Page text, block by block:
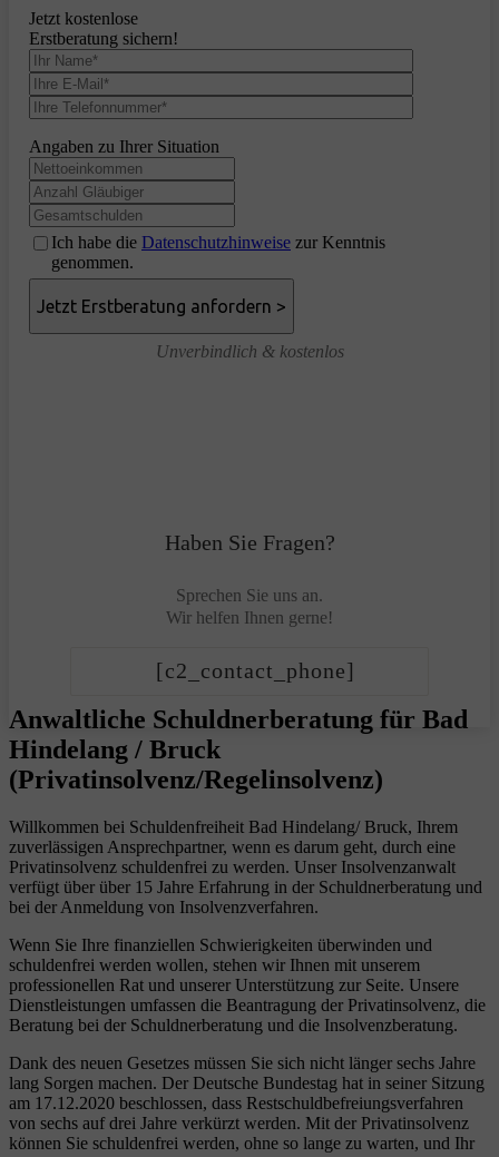
Jetzt kostenlose
Erstberatung sichern!
Angaben zu Ihrer Situation
Ich habe die Datenschutzhinweise zur Kenntnis
genommen.
Unverbindlich & kostenlos
Haben Sie Fragen?
Sprechen Sie uns an.
Wir helfen Ihnen gerne!
[c2_contact_phone]
Anwaltliche Schuldnerberatung für Bad
Hindelang / Bruck
(Privatinsolvenz/Regelinsolvenz)
Willkommen bei Schuldenfreiheit Bad Hindelang/ Bruck, Ihrem
zuverlässigen Ansprechpartner, wenn es darum geht, durch eine
Privatinsolvenz schuldenfrei zu werden. Unser Insolvenzanwalt
verfügt über über 15 Jahre Erfahrung in der Schuldnerberatung und
bei der Anmeldung von Insolvenzverfahren.
Wenn Sie Ihre finanziellen Schwierigkeiten überwinden und
schuldenfrei werden wollen, stehen wir Ihnen mit unserem
professionellen Rat und unserer Unterstützung zur Seite. Unsere
Dienstleistungen umfassen die Beantragung der Privatinsolvenz, die
Beratung bei der Schuldnerberatung und die Insolvenzberatung.
Dank des neuen Gesetzes müssen Sie sich nicht länger sechs Jahre
lang Sorgen machen. Der Deutsche Bundestag hat in seiner Sitzung
am 17.12.2020 beschlossen, dass Restschuldbefreiungsverfahren
von sechs auf drei Jahre verkürzt werden. Mit der Privatinsolvenz
können Sie schuldenfrei werden, ohne so lange zu warten, und Ihr